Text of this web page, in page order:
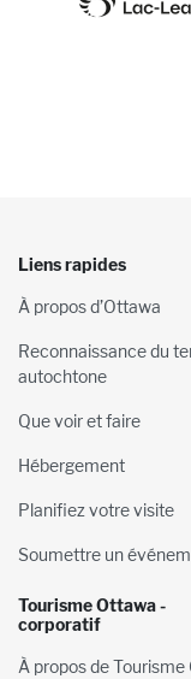
Liens rapides
À propos d’Ottawa
Reconnaissance du
autochtone
Que voir et faire
Hébergement
Planifiez votre visite
Soumettre un
Tourisme Ottawa -
corporatif
À propos de Tourisme